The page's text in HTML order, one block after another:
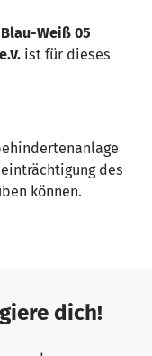
Weiß 05
ist für dieses
des
können.
dich!